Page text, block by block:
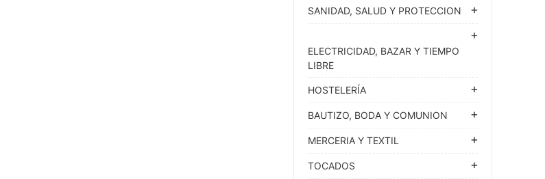
SANIDAD, SALUD Y PROTECCION
ELECTRICIDAD, BAZAR Y TIEMPO
LIBRE
HOSTELERÍA
BAUTIZO, BODA Y COMUNION
MERCERIA Y TEXTIL
TOCADOS